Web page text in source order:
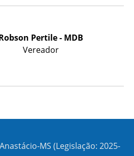
Pertile - MDB
Vereador
MS (Legislação: 2025-